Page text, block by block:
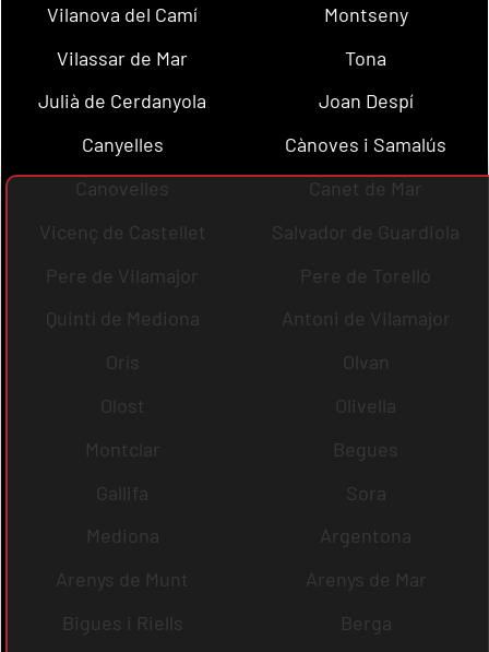
Vilanova del Camí
Montseny
Vilassar de Mar
Tona
Julià de Cerdanyola
Joan Despí
Canyelles
Cànoves i Samalús
Canovelles
Canet de Mar
Vicenç de Castellet
Salvador de Guardiola
Pere de Vilamajor
Pere de Torelló
Quintí de Mediona
Antoni de Vilamajor
Orís
Olvan
Olost
Olivella
Montclar
Begues
Gallifa
Sora
Mediona
Argentona
Arenys de Munt
Arenys de Mar
Bigues i Riells
Berga